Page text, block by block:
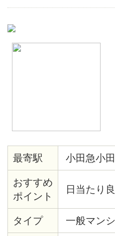
最寄駅 小田急小
おすすめ
ポイント
日当たり
タイプ 一般マン